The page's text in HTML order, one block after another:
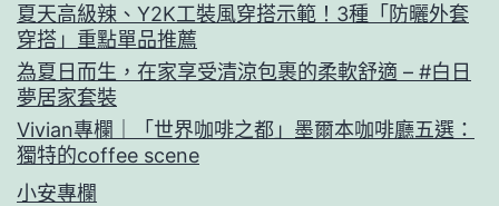
夏天高級辣、Y2K工裝風穿搭示範！3種「防曬外套
穿搭」重點單品推薦
為夏日而生，在家享受清涼包裹的柔軟舒適 – #白日
夢居家套裝
Vivian專欄｜「世界咖啡之都」墨爾本咖啡廳五選：
獨特的coffee scene
小安專欄